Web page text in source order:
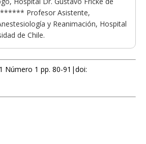
****** Profesor Asistente,
y Reanimación, Hospital
de Chile.
Número 1 pp. 80-91|doi: